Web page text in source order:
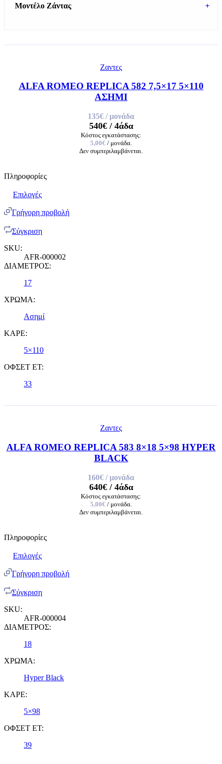
Μοντέλο Ζάντας +
Ζαντες
ALFA ROMEO REPLICA 582 7,5×17 5×110
ΑΣΗΜΙ
135€ / μονάδα
540€/ 4άδα
Κόστος εγκατάστασης:
5,00€ / μονάδα.
Δεν συμπεριλαμβάνεται.
Πληροφορίες
Επιλογές
Γρήγορη προβολή
Σύγκριση
SKU:
AFR-000002
ΔΙΑΜΕΤΡΟΣ:
17
ΧΡΩΜΑ:
Ασημί
ΚΑΡΕ:
5×110
ΟΦΣΕΤ ET:
33
Ζαντες
ALFA ROMEO REPLICA 583 8×18 5×98 HYPER
BLACK
160€ / μονάδα
640€/ 4άδα
Κόστος εγκατάστασης:
5,00€ / μονάδα.
Δεν συμπεριλαμβάνεται.
Πληροφορίες
Επιλογές
Γρήγορη προβολή
Σύγκριση
SKU:
AFR-000004
ΔΙΑΜΕΤΡΟΣ:
18
ΧΡΩΜΑ:
Hyper Black
ΚΑΡΕ:
5×98
ΟΦΣΕΤ ET:
39